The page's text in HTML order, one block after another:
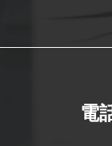
電